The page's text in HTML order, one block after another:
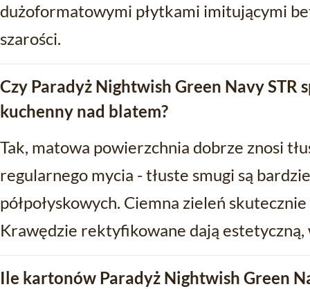
dużoformatowymi płytkami imitującymi
szarości.
Czy Paradyż Nightwish Green Navy STR
kuchenny nad blatem?
Tak, matowa powierzchnia dobrze znosi
regularnego mycia - tłuste smugi są
półpołyskowych. Ciemna zieleń
Krawędzie rektyfikowane dają estetyczną,
Ile kartonów Paradyż Nightwish Green